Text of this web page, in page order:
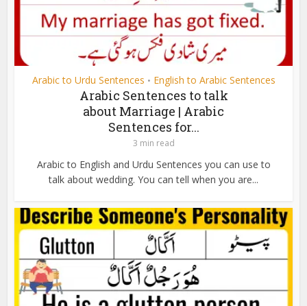
Arabic to Urdu Sentences • English to Arabic Sentences
Arabic Sentences to talk
about Marriage | Arabic
Sentences for...
3 min read
Arabic to English and Urdu Sentences you can use to
talk about wedding. You can tell when you are...